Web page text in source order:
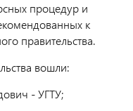
процедур и
к
правительства.
вошли:
- УГТУ;